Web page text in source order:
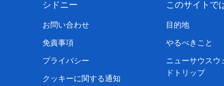
シドニー
お問い合わせ
免責事項
プライバシー
クッキーに関する通知
このサイトで
目的地
やるべきこと
ニューサウスウ
ドトリップ